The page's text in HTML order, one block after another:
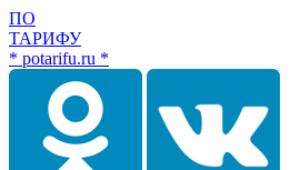
ПО
ТАРИФУ
* potarifu.ru *